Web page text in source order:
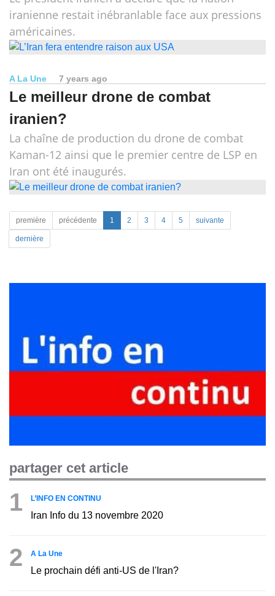
iranienne restait inébranlable face aux pressions
américaines.
A La Une 7 years ago
Le meilleur drone de combat
iranien?
La chaîne de production du drone de combat
Kaman-12 ainsi que le premier centre de LSP en
Iran ont été inaugurés.
première précédente 1 2 3 4 5 suivante
dernière
partager cet article
1 L’INFO EN CONTINU
Iran Info du 13 novembre 2020
2 A La Une
Le prochain défi anti-US de l'Iran?